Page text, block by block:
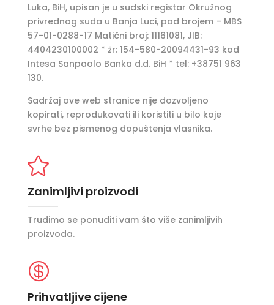
Luka, BiH, upisan je u sudski registar Okružnog
privrednog suda u Banja Luci, pod brojem – MBS
57-01-0288-17 Matični broj: 11161081, JIB:
4404230100002 * žr: 154-580-20094431-93 kod
Intesa Sanpaolo Banka d.d. BiH * tel: +38751 963
130.
Sadržaj ove web stranice nije dozvoljeno
kopirati, reprodukovati ili koristiti u bilo koje
svrhe bez pismenog dopuštenja vlasnika.

Zanimljivi proizvodi
Trudimo se ponuditi vam što više zanimljivih
proizvoda.

Prihvatljive cijene